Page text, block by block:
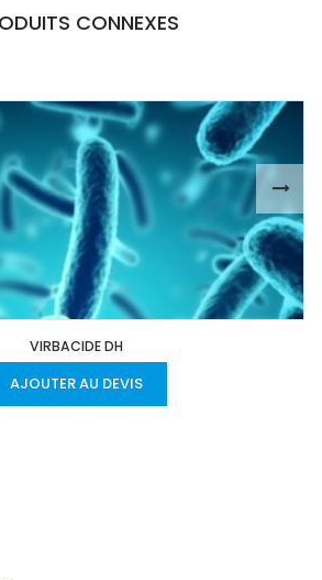
CONNEXES
VIRBACIDE DH
AJOUTER AU DEVIS